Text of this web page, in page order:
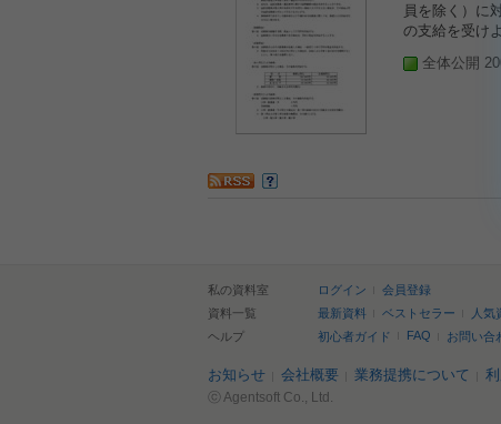
員を除く）に
の支給を受け
全体公開
私の資料室 ログイン
会員登録
資料一覧
最新資料 ベストセラー 人気
ヘルプ
初心者ガイド FAQ お問い合
お知らせ 会社概要 業務提携について
ⓒ Agentsoft Co., Ltd.